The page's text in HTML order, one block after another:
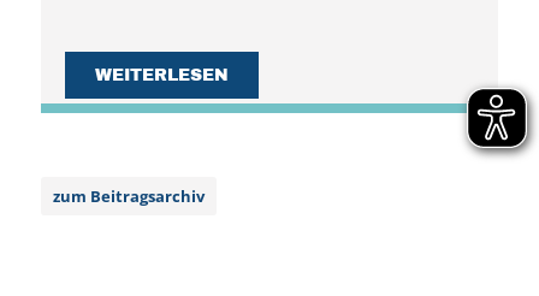
WEITERLESEN
zum Beitragsarchiv